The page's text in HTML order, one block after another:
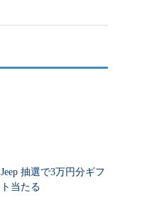
Jeep 抽選で3万円分ギフ
ト当たる